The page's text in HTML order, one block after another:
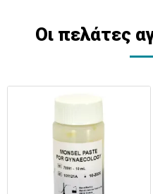
Οι πελάτες